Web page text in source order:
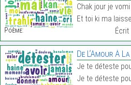
Poème:
Et toi ki ma
De L’Amour À La
Je te déteste pour